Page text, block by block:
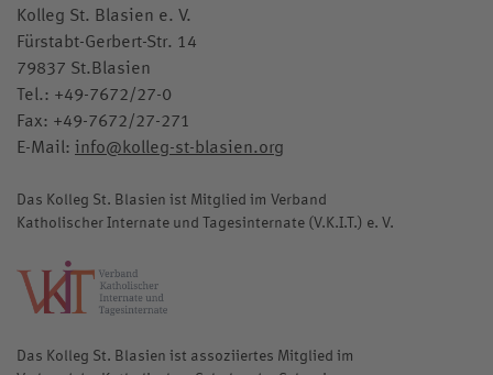
Kolleg St. Blasien e. V.
Fürstabt-Gerbert-Str. 14
79837 St.Blasien
Tel.: +49-7672/27-0
Fax: +49-7672/27-271
E-Mail: info@kolleg-st-blasien.org
Das Kolleg St. Blasien ist Mitglied im Verband
Katholischer Internate und Tagesinternate (V.K.I.T.) e. V.
Das Kolleg St. Blasien ist assoziiertes Mitglied im